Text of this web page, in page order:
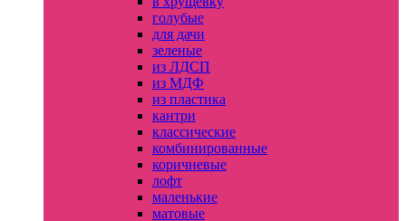
голубые
для дачи
зеленые
из ЛДСП
из МДФ
из пластика
кантри
классические
комбинированные
коричневые
лофт
маленькие
матовые